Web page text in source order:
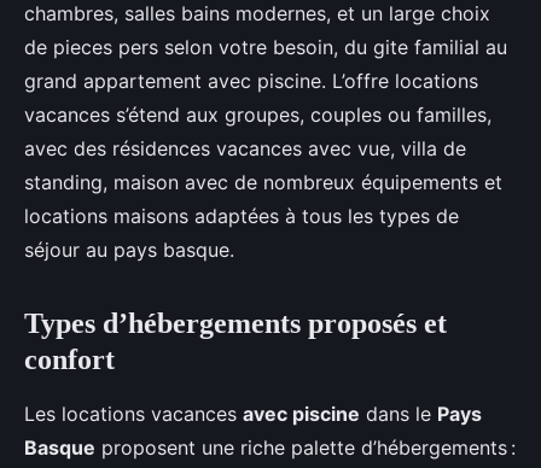
chambres, salles bains modernes, et un large choix
de pieces pers selon votre besoin, du gite familial au
grand appartement avec piscine. L’offre locations
vacances s’étend aux groupes, couples ou familles,
avec des résidences vacances avec vue, villa de
standing, maison avec de nombreux équipements et
locations maisons adaptées à tous les types de
séjour au pays basque.
Types d’hébergements proposés et
confort
Les locations vacances avec piscine dans le Pays
Basque proposent une riche palette d’hébergements :